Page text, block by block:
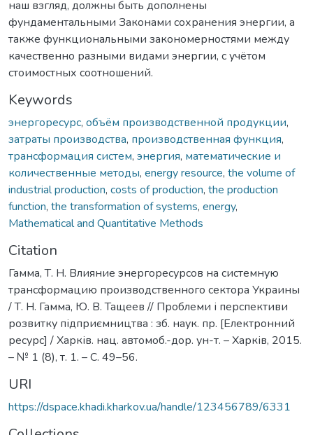
наш взгляд, должны быть дополнены
фундаментальными Законами сохранения энергии, а
также функциональными закономерностями между
качественно разными видами энергии, с учётом
стоимостных соотношений.
Keywords
энергоресурс, объём производственной продукции,
затраты производства, производственная функция,
трансформация систем, энергия, математические и
количественные методы, energy resource, the volume of
industrial production, costs of production, the production
function, the transformation of systems, energy,
Mathematical and Quantitative Methods
Citation
Гамма, Т. Н. Влияние энергоресурсов на системную
трансформацию производственного сектора Украины
/ Т. Н. Гамма, Ю. В. Тащеев // Проблеми і перспективи
розвитку підприємництва : зб. наук. пр. [Електронний
ресурс] / Харків. нац. автомоб.-дор. ун-т. – Харків, 2015.
– № 1 (8), т. 1. – С. 49–56.
URI
https://dspace.khadi.kharkov.ua/handle/123456789/6331